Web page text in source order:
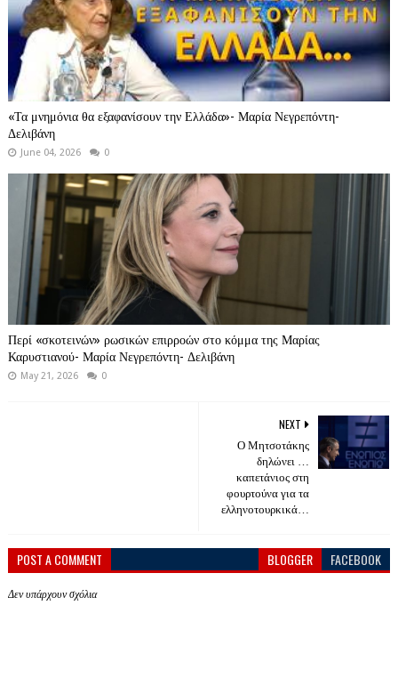
«Τα μνημόνια θα εξαφανίσουν την Ελλάδα»- Μαρία Νεγρεπόντη-
Δελιβάνη
June 04, 2026 0
Περί «σκοτεινών» ρωσικών επιρροών στο κόμμα της Μαρίας
Καρυστιανού- Μαρία Νεγρεπόντη- Δελιβάνη
May 21, 2026 0
NEXT
Ο Μητσοτάκης
δηλώνει …
καπετάνιος στη
φουρτούνα για τα
ελληνοτουρκικά…
POST A COMMENT BLOGGER FACEBOOK
Δεν υπάρχουν σχόλια